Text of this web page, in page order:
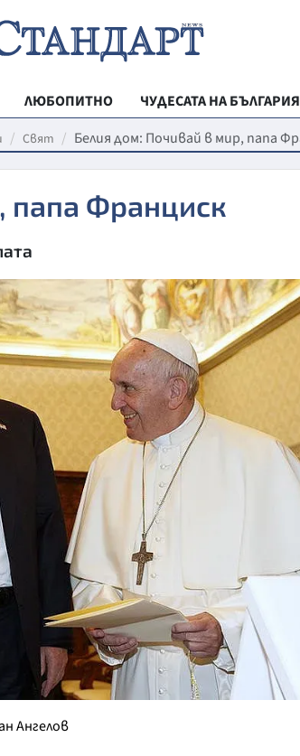
ЛЮБОПИТНО
ЧУДЕСАТА НА БЪЛГАРИЯ
РЕГИОНАЛНИ
ВЕСТНИК
МЛАДЕЖКА
МОЯТ ГРАД
ТЕХНОЛОГИИ
ДА!НА
ДА! НА
КУЛТУРА
ПРАВОСЪДИЕ
ОБЯВИ
ВОЙНАТА В
ВРЕМЕТО
Свят Белия дом: Почивай в мир, папа
папа Франциск
Ангелов